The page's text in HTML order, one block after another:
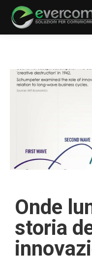
Onde
storia